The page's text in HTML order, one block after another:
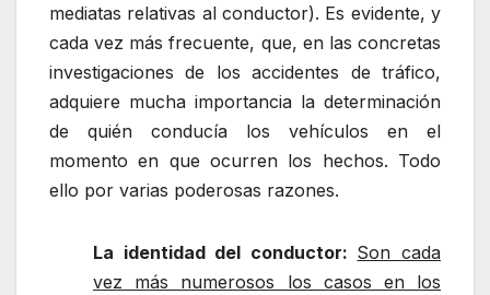
mediatas relativas al conductor). Es evidente, y
cada vez más frecuente, que, en las concretas
investigaciones de los accidentes de tráfico,
adquiere mucha importancia la determinación
de quién conducía los vehículos en el
momento en que ocurren los hechos. Todo
ello por varias poderosas razones.
La identidad del conductor: Son cada
vez más numerosos los casos en los